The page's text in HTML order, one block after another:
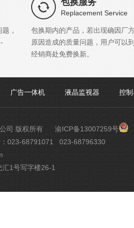
题，
包换服务
Replacement Service
包换期内的产品，若出现确因厂
原因造成的质量问题，用户可以
经销商处免费换新。
广告一体机 液晶监视器 控
司 版权所有 渝ICP备13007259号 渝
：023-68791071 023-68796330
1号写字楼26-1